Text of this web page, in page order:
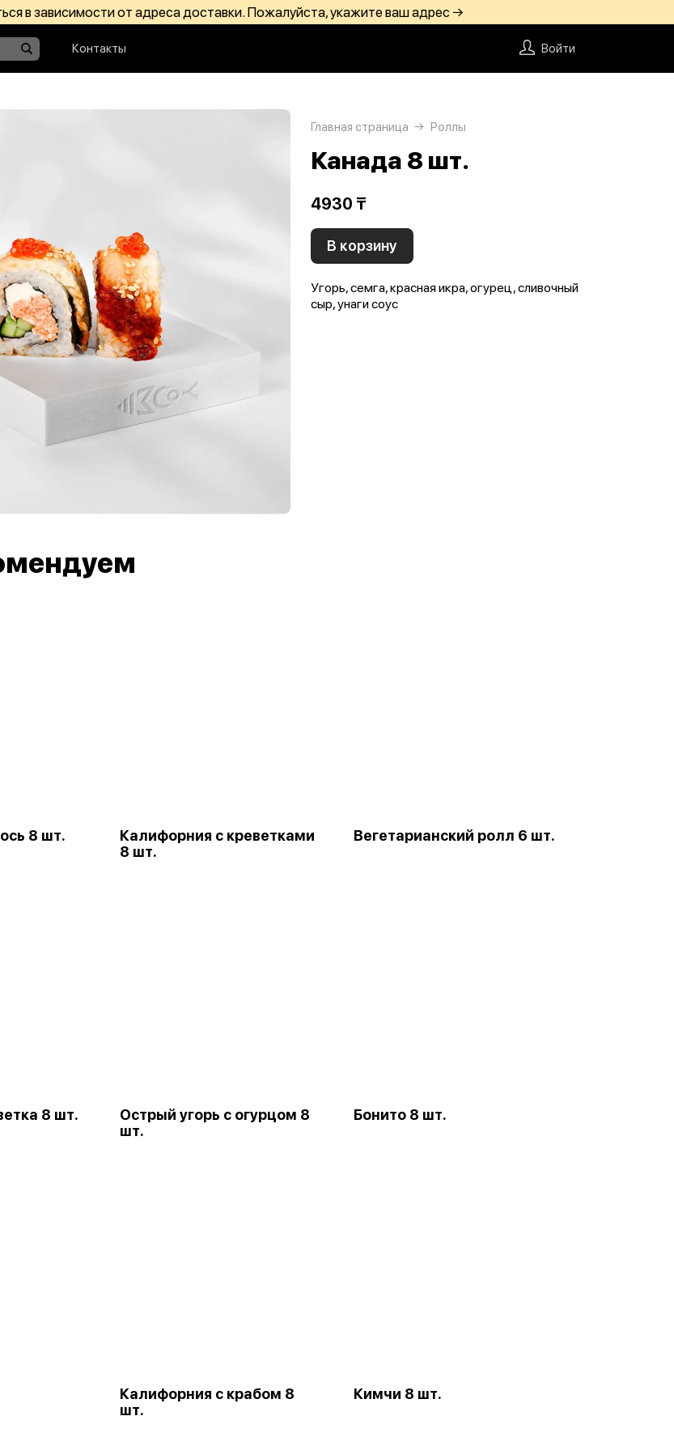
в зависимости от адреса доставки. Пожалуйста, укажите ваш адрес →
Контакты Войти
Главная страница Роллы
Канада 8 шт.
4930 ₸
В корзину
Угорь, семга, красная икра, огурец, сливочный
сыр, унаги соус
8 шт.
Калифорния с креветками
8 шт.
Вегетарианский ролл 6 шт.
8 шт.
Острый угорь с огурцом 8
шт.
Бонито 8 шт.
Калифорния с крабом 8
шт.
Кимчи 8 шт.